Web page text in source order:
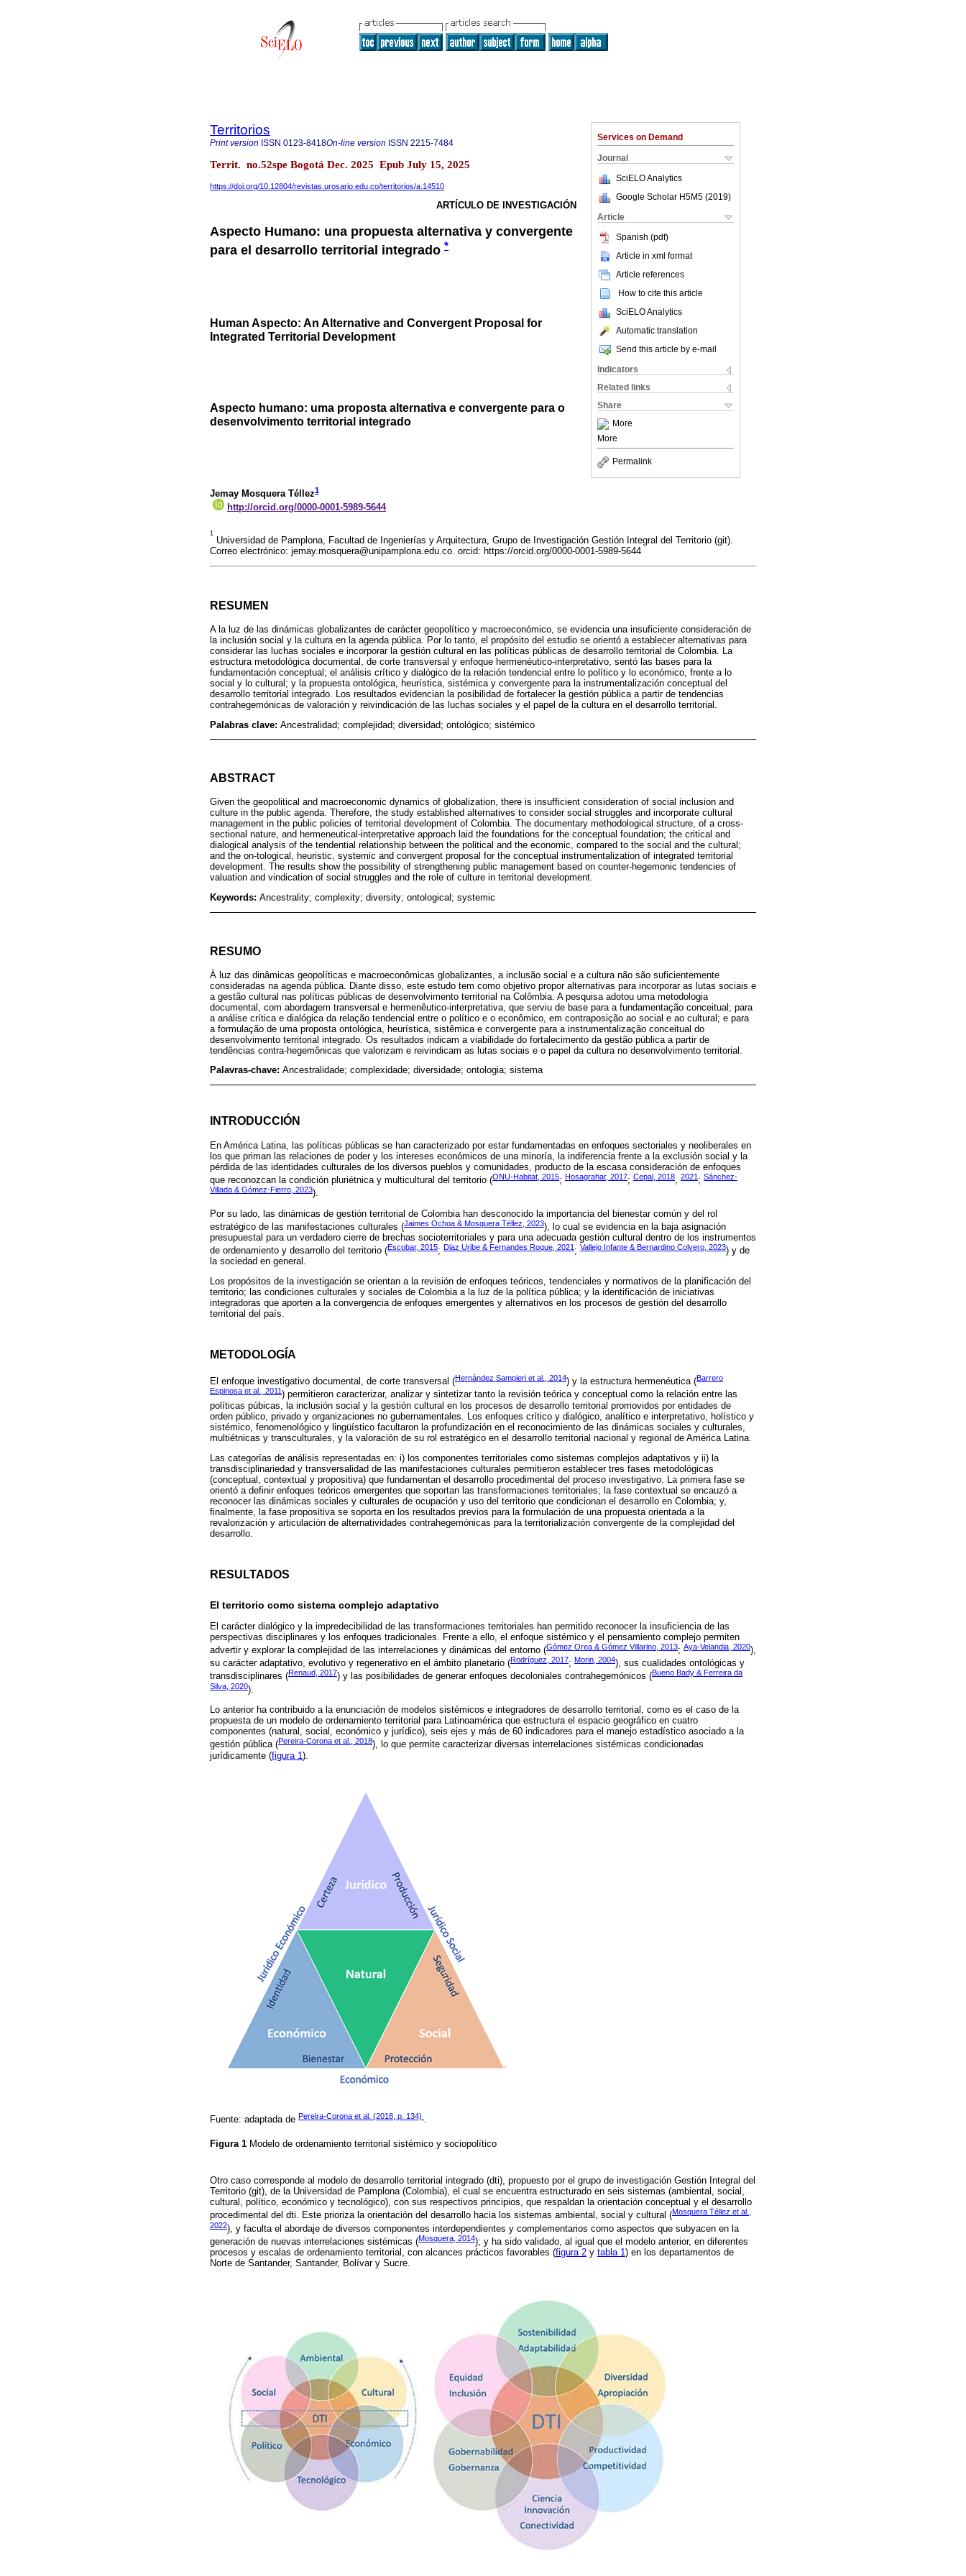
Services on Demand
Journal
SciELO Analytics
Google Scholar H5M5 (2019)
Article
Spanish (pdf)
Article in xml format
Article references
How to cite this article
SciELO Analytics
Automatic translation
Send this article by e-mail
Indicators
Related links
Share
More
More
Permalink
Territorios
Print version ISSN 0123-8418On-line version ISSN 2215-7484
Territ. no.52spe Bogotá Dec. 2025 Epub July 15, 2025
https://doi.org/10.12804/revistas.urosario.edu.co/territorios/a.14510
ARTÍCULO DE INVESTIGACIÓN
Aspecto Humano: una propuesta alternativa y convergente
para el desarrollo territorial integrado *
Human Aspecto: An Alternative and Convergent Proposal for
Integrated Territorial Development
Aspecto humano: uma proposta alternativa e convergente para o
desenvolvimento territorial integrado
Jemay Mosquera Téllez1
http://orcid.org/0000-0001-5989-5644
1
Universidad de Pamplona, Facultad de Ingenierías y Arquitectura, Grupo de Investigación Gestión Integral del Territorio (git).
Correo electrónico: jemay.mosquera@unipamplona.edu.co. orcid: https://orcid.org/0000-0001-5989-5644
RESUMEN
A la luz de las dinámicas globalizantes de carácter geopolítico y macroeconómico, se evidencia una insuficiente consideración de
la inclusión social y la cultura en la agenda pública. Por lo tanto, el propósito del estudio se orientó a establecer alternativas para
considerar las luchas sociales e incorporar la gestión cultural en las políticas públicas de desarrollo territorial de Colombia. La
estructura metodológica documental, de corte transversal y enfoque hermenéutico-interpretativo, sentó las bases para la
fundamentación conceptual; el análisis crítico y dialógico de la relación tendencial entre lo político y lo económico, frente a lo
social y lo cultural; y la propuesta ontológica, heurística, sistémica y convergente para la instrumentalización conceptual del
desarrollo territorial integrado. Los resultados evidencian la posibilidad de fortalecer la gestión pública a partir de tendencias
contrahegemónicas de valoración y reivindicación de las luchas sociales y el papel de la cultura en el desarrollo territorial.
Palabras clave: Ancestralidad; complejidad; diversidad; ontológico; sistémico
ABSTRACT
Given the geopolitical and macroeconomic dynamics of globalization, there is insufficient consideration of social inclusion and
culture in the public agenda. Therefore, the study established alternatives to consider social struggles and incorporate cultural
management in the public policies of territorial development of Colombia. The documentary methodological structure, of a cross-
sectional nature, and hermeneutical-interpretative approach laid the foundations for the conceptual foundation; the critical and
dialogical analysis of the tendential relationship between the political and the economic, compared to the social and the cultural;
and the on-tological, heuristic, systemic and convergent proposal for the conceptual instrumentalization of integrated territorial
development. The results show the possibility of strengthening public management based on counter-hegemonic tendencies of
valuation and vindication of social struggles and the role of culture in territorial development.
Keywords: Ancestrality; complexity; diversity; ontological; systemic
RESUMO
À luz das dinâmicas geopolíticas e macroeconômicas globalizantes, a inclusão social e a cultura não são suficientemente
consideradas na agenda pública. Diante disso, este estudo tem como objetivo propor alternativas para incorporar as lutas sociais e
a gestão cultural nas políticas públicas de desenvolvimento territorial na Colômbia. A pesquisa adotou uma metodologia
documental, com abordagem transversal e hermenêutico-interpretativa, que serviu de base para a fundamentação conceitual; para
a análise crítica e dialógica da relação tendencial entre o político e o econômico, em contraposição ao social e ao cultural; e para
a formulação de uma proposta ontológica, heurística, sistêmica e convergente para a instrumentalização conceitual do
desenvolvimento territorial integrado. Os resultados indicam a viabilidade do fortalecimento da gestão pública a partir de
tendências contra-hegemônicas que valorizam e reivindicam as lutas sociais e o papel da cultura no desenvolvimento territorial.
Palavras-chave: Ancestralidade; complexidade; diversidade; ontologia; sistema
INTRODUCCIÓN
En América Latina, las políticas públicas se han caracterizado por estar fundamentadas en enfoques sectoriales y neoliberales en
los que priman las relaciones de poder y los intereses económicos de una minoría, la indiferencia frente a la exclusión social y la
pérdida de las identidades culturales de los diversos pueblos y comunidades, producto de la escasa consideración de enfoques
que reconozcan la condición pluriétnica y multicultural del territorio (ONU-Habitat, 2015; Hosagrahar, 2017; Cepal, 2018 2021 ; Sánchez-
Villada & Gómez-Fierro, 2023).
Por su lado, las dinámicas de gestión territorial de Colombia han desconocido la importancia del bienestar común y del rol
estratégico de las manifestaciones culturales (Jaimes Ochoa & Mosquera Téllez, 2023), lo cual se evidencia en la baja asignación
presupuestal para un verdadero cierre de brechas socioterritoriales y para una adecuada gestión cultural dentro de los instrumentos
de ordenamiento y desarrollo del territorio (Escobar, 2015; Diaz Uribe & Fernandes Roque, 2021 ; Vallejo Infante & Bernardino Colvero, 2023) y de
la sociedad en general.
Los propósitos de la investigación se orientan a la revisión de enfoques teóricos, tendenciales y normativos de la planificación del
territorio; las condiciones culturales y sociales de Colombia a la luz de la política pública; y la identificación de iniciativas
integradoras que aporten a la convergencia de enfoques emergentes y alternativos en los procesos de gestión del desarrollo
territorial del país.
METODOLOGÍA
El enfoque investigativo documental, de corte transversal (Hernández Sampieri et al., 2014) y la estructura hermenéutica (Barrero
Espinosa et al., 2011) permitieron caracterizar, analizar y sintetizar tanto la revisión teórica y conceptual como la relación entre las
políticas púbicas, la inclusión social y la gestión cultural en los procesos de desarrollo territorial promovidos por entidades de
orden público, privado y organizaciones no gubernamentales. Los enfoques crítico y dialógico, analítico e interpretativo, holístico y
sistémico, fenomenológico y lingüístico facultaron la profundización en el reconocimiento de las dinámicas sociales y culturales,
multiétnicas y transculturales, y la valoración de su rol estratégico en el desarrollo territorial nacional y regional de América Latina.
Las categorías de análisis representadas en: i) los componentes territoriales como sistemas complejos adaptativos y ii) la
transdisciplinariedad y transversalidad de las manifestaciones culturales permitieron establecer tres fases metodológicas
(conceptual, contextual y propositiva) que fundamentan el desarrollo procedimental del proceso investigativo. La primera fase se
orientó a definir enfoques teóricos emergentes que soportan las transformaciones territoriales; la fase contextual se encauzó a
reconocer las dinámicas sociales y culturales de ocupación y uso del territorio que condicionan el desarrollo en Colombia; y,
finalmente, la fase propositiva se soporta en los resultados previos para la formulación de una propuesta orientada a la
revalorización y articulación de alternatividades contrahegemónicas para la territorialización convergente de la complejidad del
desarrollo.
RESULTADOS
El territorio como sistema complejo adaptativo
El carácter dialógico y la impredecibilidad de las transformaciones territoriales han permitido reconocer la insuficiencia de las
perspectivas disciplinares y los enfoques tradicionales. Frente a ello, el enfoque sistémico y el pensamiento complejo permiten
advertir y explorar la complejidad de las interrelaciones y dinámicas del entorno (Gómez Orea & Gómez Villarino, 2013; Aya-Velandia, 2020),
su carácter adaptativo, evolutivo y regenerativo en el ámbito planetario (Rodríguez, 2017; Morin, 2004), sus cualidades ontológicas y
transdisciplinares (Renaud, 2017) y las posibilidades de generar enfoques decoloniales contrahegemónicos (Bueno Bady & Ferreira da
Silva, 2020).
Lo anterior ha contribuido a la enunciación de modelos sistémicos e integradores de desarrollo territorial, como es el caso de la
propuesta de un modelo de ordenamiento territorial para Latinoamérica que estructura el espacio geográfico en cuatro
componentes (natural, social, económico y jurídico), seis ejes y más de 60 indicadores para el manejo estadístico asociado a la
gestión pública (Pereira-Corona et al., 2018), lo que permite caracterizar diversas interrelaciones sistémicas condicionadas
jurídicamente (figura 1 ).
Fuente: adaptada de Pereira-Corona et al. (2018, p. 134) .
Figura 1 Modelo de ordenamiento territorial sistémico y sociopolítico
Otro caso corresponde al modelo de desarrollo territorial integrado (dti), propuesto por el grupo de investigación Gestión Integral del
Territorio (git), de la Universidad de Pamplona (Colombia), el cual se encuentra estructurado en seis sistemas (ambiental, social,
cultural, político, económico y tecnológico), con sus respectivos principios, que respaldan la orientación conceptual y el desarrollo
procedimental del dti. Este prioriza la orientación del desarrollo hacia los sistemas ambiental, social y cultural (Mosquera Téllez et al.,
2022), y faculta el abordaje de diversos componentes interdependientes y complementarios como aspectos que subyacen en la
generación de nuevas interrelaciones sistémicas (Mosquera, 2014); y ha sido validado, al igual que el modelo anterior, en diferentes
procesos y escalas de ordenamiento territorial, con alcances prácticos favorables (figura 2 y tabla 1) en los departamentos de
Norte de Santander, Santander, Bolívar y Sucre.